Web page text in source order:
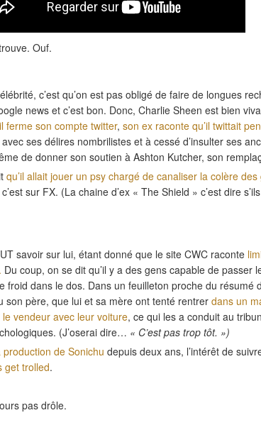
Ouf.
c’est qu’on est pas obligé de faire de longues
news et c’est bon. Donc, Charlie Sheen est bien
il ferme son compte twitter, son ex raconte qu’il twittait
ses délires nombrilistes et à cessé d’insulter ses
de donner son soutien à Ashton Kutcher, son
qu’il allait jouer un psy chargé de canaliser la colère des
sur FX. (La chaine d’ex « The Shield » c’est dire
savoir sur lui, étant donné que le site CWC raconte
Du coup, on se dit qu’il y a des gens capable de passer
froid dans le dos. Dans un feuilleton proche du résumé
son père, que lui et sa mère ont tenté rentrer dans un
le vendeur avec leur voiture, ce qui les a conduit au
(J’oserai dire… « C’est pas trop tôt. »)
production de Sonichu depuis deux ans, l’intérêt de
get trolled.
pas drôle.